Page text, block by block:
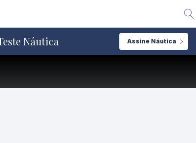
Náutica Assine Náutica